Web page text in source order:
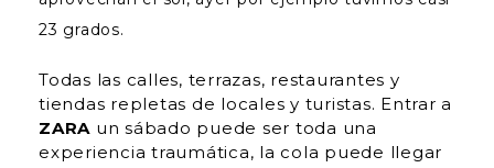
23 grados.
Todas las calles, terrazas, restaurantes y
tiendas repletas de locales y turistas. Entrar a
ZARA un sábado puede ser toda una
experiencia traumática, la cola puede llegar